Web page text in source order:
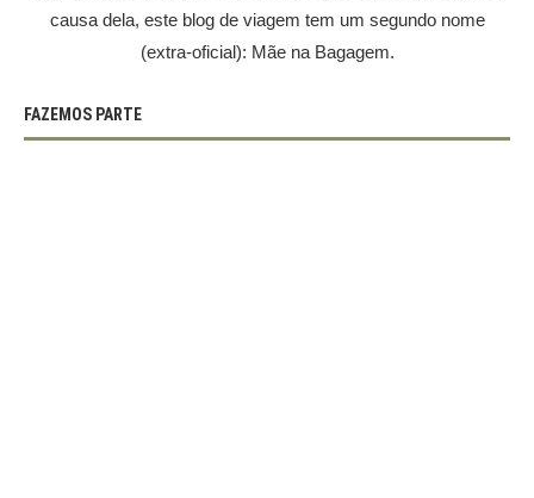
causa dela, este blog de viagem tem um segundo nome
(extra-oficial): Mãe na Bagagem.
FAZEMOS PARTE